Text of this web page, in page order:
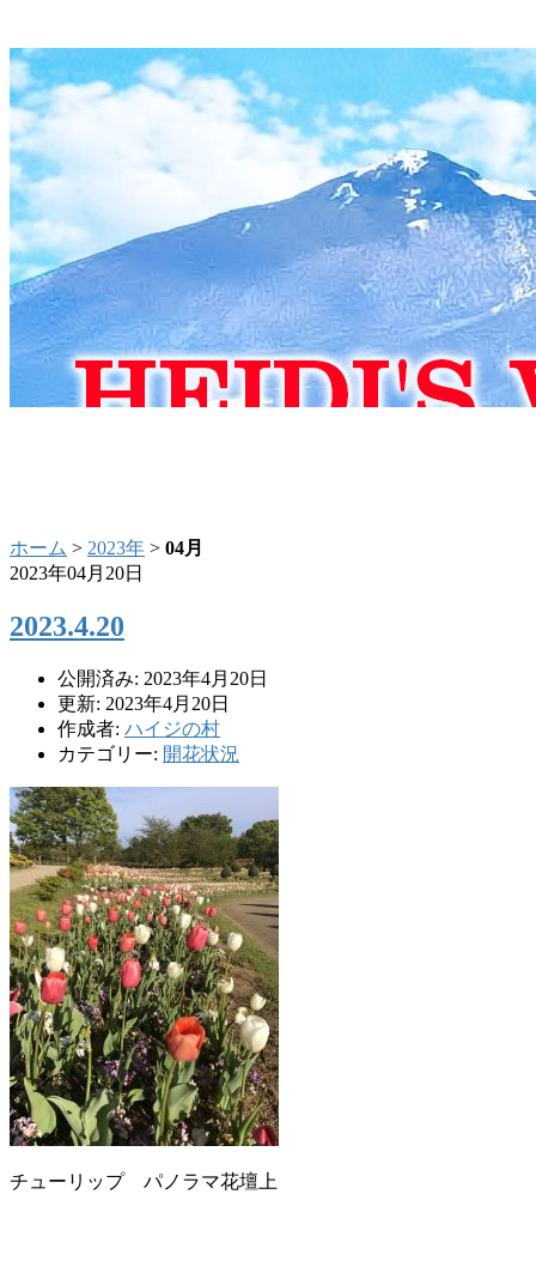
ホーム > 2023年 > 04月
2023年04月20日
2023.4.20
公開済み: 2023年4月20日
更新: 2023年4月20日
作成者: ハイジの村
カテゴリー: 開花状況
チューリップ パノラマ花壇上